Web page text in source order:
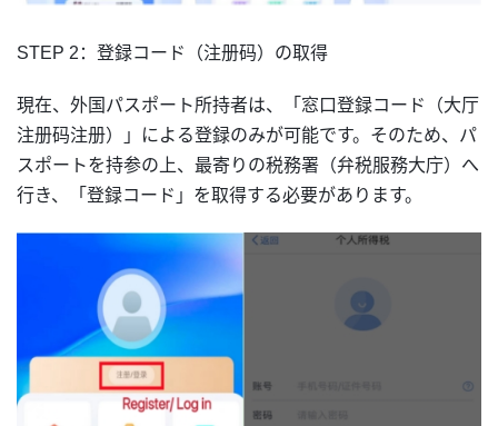
STEP 2：登録コード（注册码）の取得
現在、外国パスポート所持者は、「窓口登録コード（大厅
注册码注册）」による登録のみが可能です。そのため、パ
スポートを持参の上、最寄りの税務署（弁税服務大庁）へ
行き、「登録コード」を取得する必要があります。